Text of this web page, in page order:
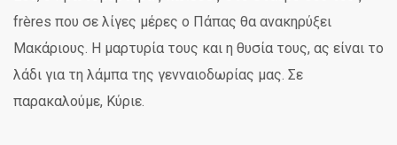
frères που σε λίγες μέρες ο Πάπας θα ανακηρύξει
Μακάριους. Η μαρτυρία τους και η θυσία τους, ας είναι το
λάδι για τη λάμπα της γενναιοδωρίας μας. Σε
παρακαλούμε, Κύριε.